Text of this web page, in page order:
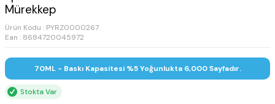
Mürekkep
Ürün Kodu : PYRZ0000267
Ean : 8684720045972
70ML - Baskı Kapasitesi %5 Yoğunlukta 6,000 Sayfadır.
Stokta Var